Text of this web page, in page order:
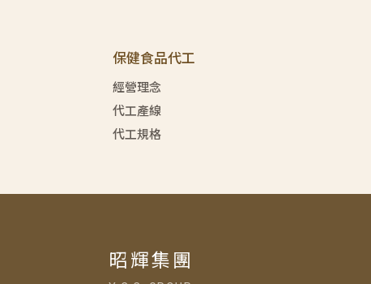
保健食品代工
經營理念
代工產線
代工規格
昭輝集團